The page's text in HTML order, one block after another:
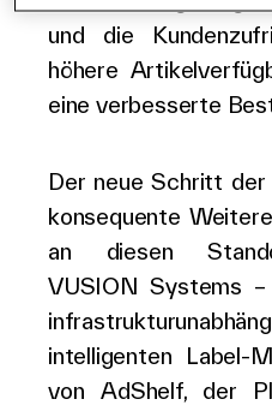
und die
höhere
eine verbesserte
Der neue Schritt
konsequente
an diesen
VUSION Systems –
intelligenten Label-
von AdShelf, der